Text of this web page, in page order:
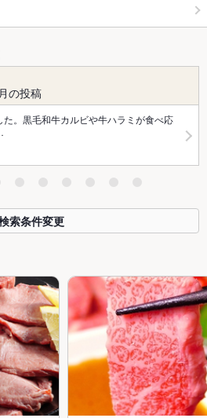
の投稿
。黒毛和牛カルビや牛ハラミが食べ応
索条件変更